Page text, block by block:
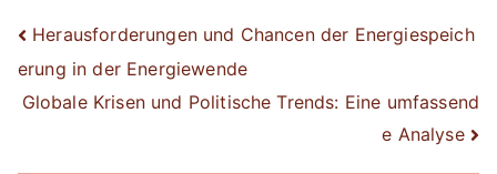
Beitrags-
Navigation
Herausforderungen und Chancen der Energiespeich
erung in der Energiewende
Globale Krisen und Politische Trends: Eine umfassend
e Analyse